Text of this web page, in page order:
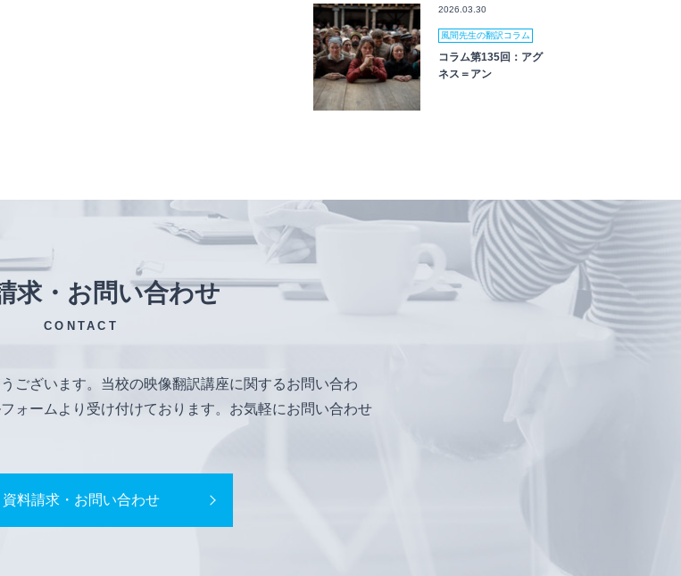
2026.03.30
風間先生の翻訳コラム
コラム第135回：アグ
ネス＝アン
求・お問い合わせ
CONTACT
ございます。当校の映像翻訳講座に関するお問い合わ
ォームより受け付けております。お気軽にお問い合わせ
資料請求・お問い合わせ